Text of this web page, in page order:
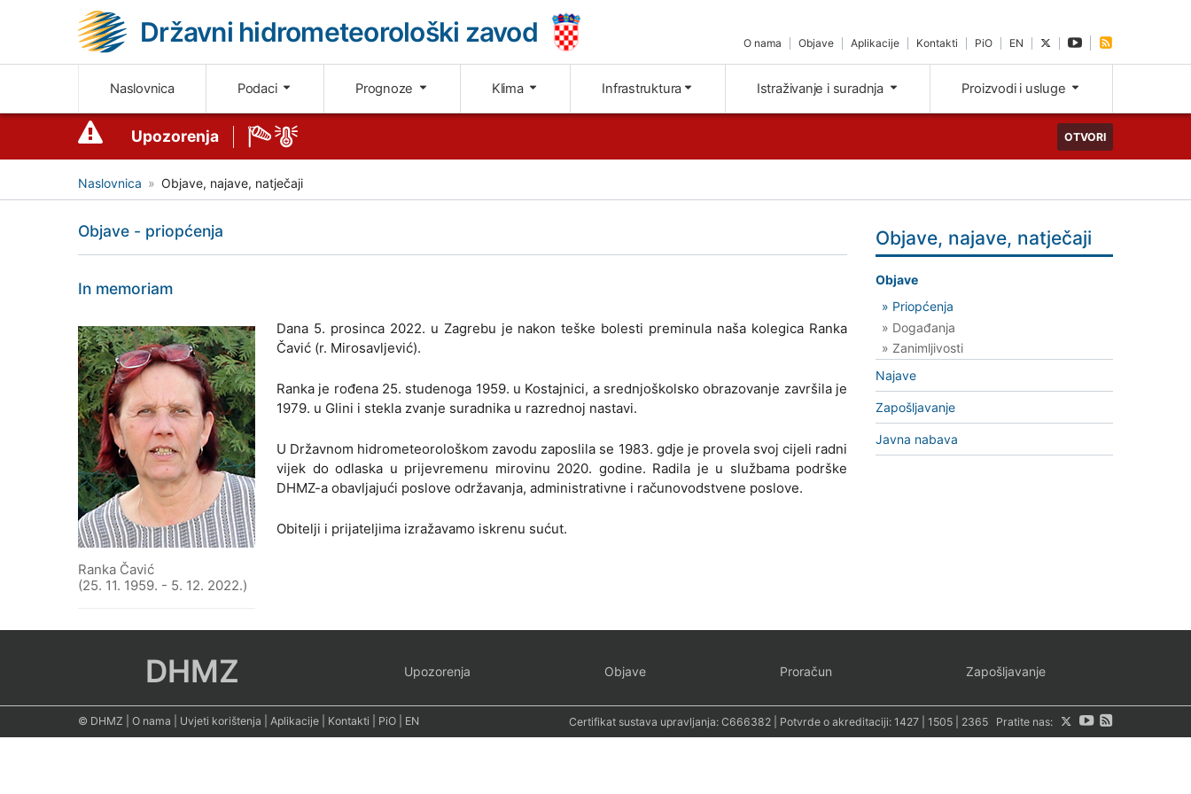
Državni hidrometeorološki zavod O nama Objave Aplikacije Kontakti PiO EN
Naslovnica Podaci Prognoze Klima Infrastruktura Istraživanje i suradnja Proizvodi i usluge
Upozorenja OTVORI
Naslovnica Objave, najave, natječaji
Objave - priopćenja
In memoriam
Ranka Čavić
(25. 11. 1959. - 5. 12. 2022.)
Dana 5. prosinca 2022. u Zagrebu je nakon teške bolesti preminula naša kolegica Ranka
Čavić (r. Mirosavljević).
Ranka je rođena 25. studenoga 1959. u Kostajnici, a srednjoškolsko obrazovanje završila je
1979. u Glini i stekla zvanje suradnika u razrednoj nastavi.
U Državnom hidrometeorološkom zavodu zaposlila se 1983. gdje je provela svoj cijeli radni
vijek do odlaska u prijevremenu mirovinu 2020. godine. Radila je u službama podrške
DHMZ-a obavljajući poslove održavanja, administrativne i računovodstvene poslove.
Obitelji i prijateljima izražavamo iskrenu sućut.
Objave, najave, natječaji
Objave
» Priopćenja
» Događanja
» Zanimljivosti
Najave
Zapošljavanje
Javna nabava
DHMZ Upozorenja Objave Proračun Zapošljavanje
© DHMZ O nama Uvjeti korištenja Aplikacije Kontakti PiO EN Certifikat sustava upravljanja: C666382| Potvrde o akreditaciji: 1427| 1505| 2365Pratite nas: